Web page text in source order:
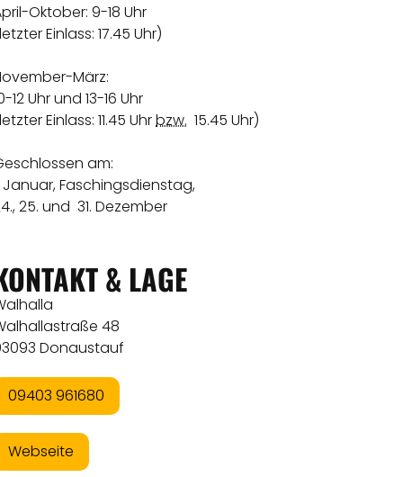
Oktober: 9-18 Uhr
Einlass: 17.45 Uhr)
März:
12 Uhr und 13-16 Uhr
Einlass: 11.45 Uhrbzw. 15.45 Uhr)
am:
Januar, Faschingsdienstag,
25. und 31. Dezember
& LAGE
48
Donaustauf
09403 961680
Webseite